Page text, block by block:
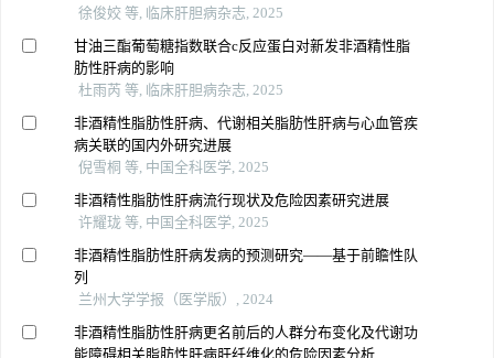
徐俊姣 等, 临床肝胆病杂志, 2025
甘油三酯葡萄糖指数联合c反应蛋白对新发非酒精性脂
肪性肝病的影响
杜雨芮 等, 临床肝胆病杂志, 2025
非酒精性脂肪性肝病、代谢相关脂肪性肝病与心血管疾
病关联的国内外研究进展
倪雪桐 等, 中国全科医学, 2025
非酒精性脂肪性肝病流行现状及危险因素研究进展
许耀珑 等, 中国全科医学, 2025
非酒精性脂肪性肝病发病的预测研究——基于前瞻性队
列
兰州大学学报（医学版）, 2024
非酒精性脂肪性肝病更名前后的人群分布变化及代谢功
能障碍相关脂肪性肝病肝纤维化的危险因素分析